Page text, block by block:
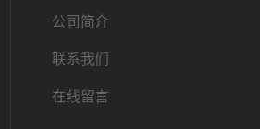
公司简介
联系我们
在线留言